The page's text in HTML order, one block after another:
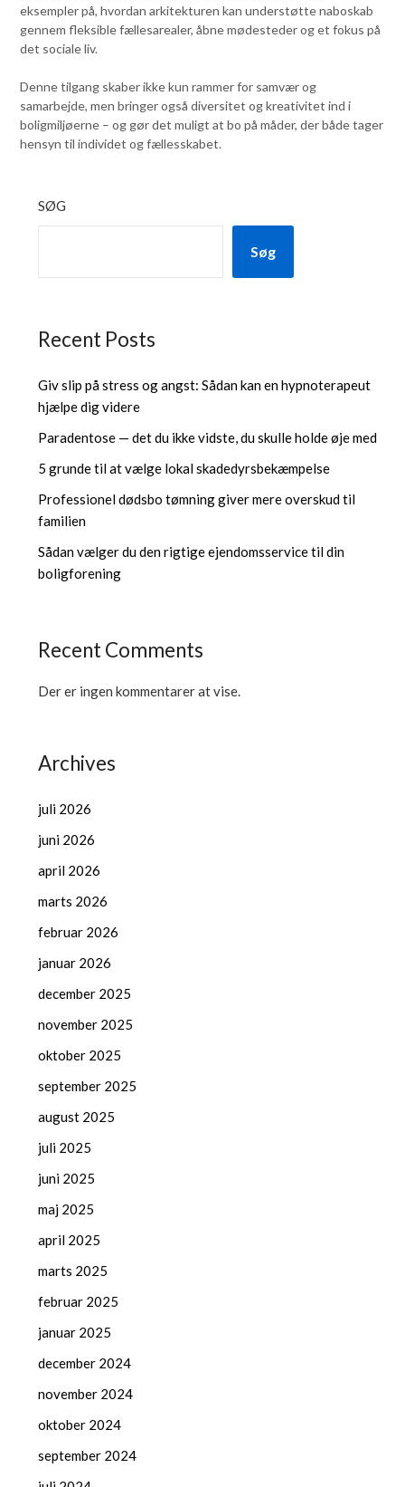
eksempler på, hvordan arkitekturen kan understøtte naboskab
gennem fleksible fællesarealer, åbne mødesteder og et fokus på
det sociale liv.
Denne tilgang skaber ikke kun rammer for samvær og
samarbejde, men bringer også diversitet og kreativitet ind i
boligmiljøerne – og gør det muligt at bo på måder, der både tager
hensyn til individet og fællesskabet.
SØG
Søg
Recent Posts
Giv slip på stress og angst: Sådan kan en hypnoterapeut
hjælpe dig videre
Paradentose — det du ikke vidste, du skulle holde øje med
5 grunde til at vælge lokal skadedyrsbekæmpelse
Professionel dødsbo tømning giver mere overskud til
familien
Sådan vælger du den rigtige ejendomsservice til din
boligforening
Recent Comments
Der er ingen kommentarer at vise.
Archives
juli 2026
juni 2026
april 2026
marts 2026
februar 2026
januar 2026
december 2025
november 2025
oktober 2025
september 2025
august 2025
juli 2025
juni 2025
maj 2025
april 2025
marts 2025
februar 2025
januar 2025
december 2024
november 2024
oktober 2024
september 2024